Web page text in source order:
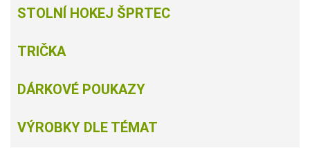
STOLNÍ HOKEJ ŠPRTEC
TRIČKA
DÁRKOVÉ POUKAZY
VÝROBKY DLE TÉMAT